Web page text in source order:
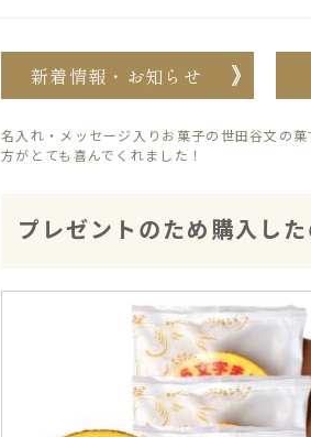
新着情報・お知らせ
名入れ・メッセージ入りお菓子の世田谷文の菓
方がとても喜んでくれました！
プレゼントのため購入し